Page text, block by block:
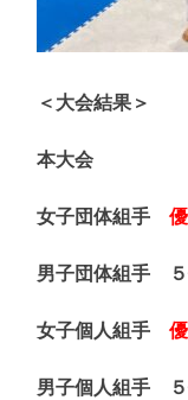
＜大会結果＞
本大会
女子団体組手
男子団体組手
女子個人組手
男子個人組手